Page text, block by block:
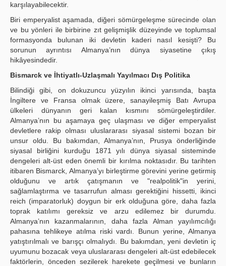
karşılayabilecektir.
Biri emperyalist aşamada, diğeri sömürgeleşme sürecinde olan
ve bu yönleri ile birbirine zıt gelişmişlik düzeyinde ve toplumsal
formasyonda bulunan iki devletin kaderi nasıl kesişti? Bu
sorunun ayrıntısı Almanya’nın dünya siyasetine çıkış
hikâyesindedir.
Bismarck ve İhtiyatlı-Uzlaşmalı Yayılmacı Dış Politika
Bilindiği gibi, on dokuzuncu yüzyılın ikinci yarısında, başta
İngiltere ve Fransa olmak üzere, sanayileşmiş Batı Avrupa
ülkeleri dünyanın geri kalan kısmını sömürgeleştirdiler.
Almanya’nın bu aşamaya geç ulaşması ve diğer emperyalist
devletlere rakip olması uluslararası siyasal sistemi bozan bir
unsur oldu. Bu bakımdan, Almanya’nın, Prusya önderliğinde
siyasal birliğini kurduğu 1871 yılı dünya siyasal sisteminde
dengeleri alt-üst eden önemli bir kırılma noktasıdır. Bu tarihten
itibaren Bismarck, Almanya’yı birleştirme görevini yerine getirmiş
olduğunu ve artık çatışmanın ve "realpolitik"in yerini,
sağlamlaştırma ve tasarrufun alması gerektiğini hissetti, ikinci
reich (imparatorluk) doygun bir erk olduğuna göre, daha fazla
toprak katılımı gereksiz ve arzu edilemez bir durumdu.
Almanya’nın kazanmalarının, daha fazla Alman yayılımcılığı
pahasına tehlikeye atılma riski vardı. Bunun yerine, Almanya
yatıştırılmalı ve barışçı olmalıydı. Bu bakımdan, yeni devletin iç
uyumunu bozacak veya uluslararası dengeleri alt-üst edebilecek
faktörlerin, önceden sezilerek harekete geçilmesi ve bunların